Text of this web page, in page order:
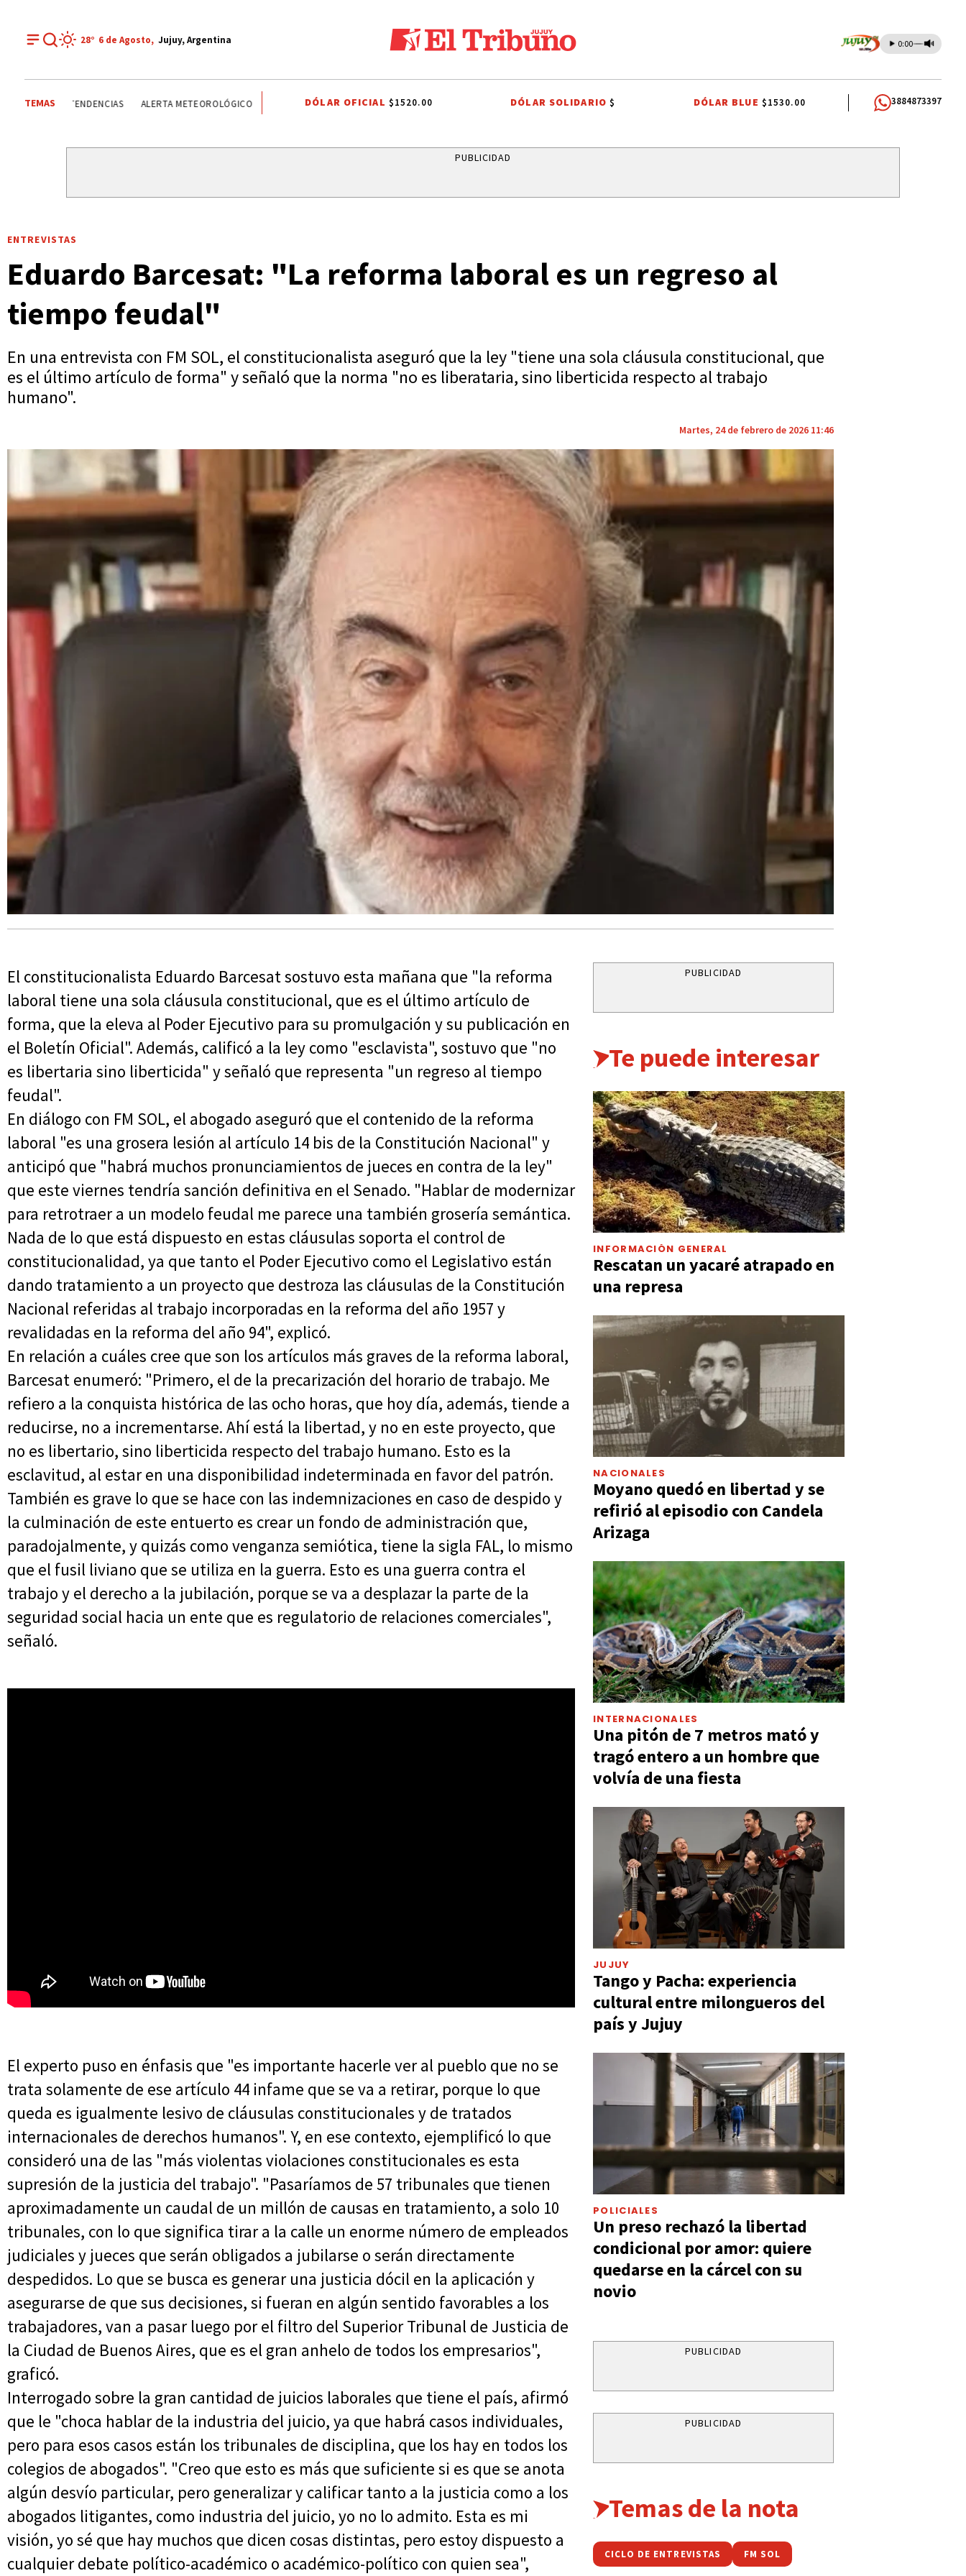
28° 6 de Agosto, Jujuy, Argentina 0:00
TEMASTENDENCIAS ALERTA METEOROLÓGICO JAPÓN RIVER PLATE AGUA POTABLE AGUA POTABLE SANTISIMO SALVADOR CARLOS SADIR ALTO COMEDERO PREMIOS SAN SALVADOR
DÓLAR OFICIAL $1520.00 DÓLAR SOLIDARIO$ DÓLAR BLUE $1530.00 3884873397
PUBLICIDAD
ENTREVISTAS
Eduardo Barcesat: "La reforma laboral es un regreso al
tiempo feudal"
En una entrevista con FM SOL, el constitucionalista aseguró que la ley "tiene una sola cláusula constitucional, que
es el último artículo de forma" y señaló que la norma "no es liberataria, sino liberticida respecto al trabajo
humano".
Martes, 24 de febrero de 2026 11:46
El constitucionalista Eduardo Barcesat sostuvo esta mañana que "la reforma
laboral tiene una sola cláusula constitucional, que es el último artículo de
forma, que la eleva al Poder Ejecutivo para su promulgación y su publicación en
el Boletín Oficial". Además, calificó a la ley como "esclavista", sostuvo que "no
es libertaria sino liberticida" y señaló que representa "un regreso al tiempo
feudal".
En diálogo con FM SOL, el abogado aseguró que el contenido de la reforma
laboral "es una grosera lesión al artículo 14 bis de la Constitución Nacional" y
anticipó que "habrá muchos pronunciamientos de jueces en contra de la ley"
que este viernes tendría sanción definitiva en el Senado. "Hablar de modernizar
para retrotraer a un modelo feudal me parece una también grosería semántica.
Nada de lo que está dispuesto en estas cláusulas soporta el control de
constitucionalidad, ya que tanto el Poder Ejecutivo como el Legislativo están
dando tratamiento a un proyecto que destroza las cláusulas de la Constitución
Nacional referidas al trabajo incorporadas en la reforma del año 1957 y
revalidadas en la reforma del año 94", explicó.
En relación a cuáles cree que son los artículos más graves de la reforma laboral,
Barcesat enumeró: "Primero, el de la precarización del horario de trabajo. Me
refiero a la conquista histórica de las ocho horas, que hoy día, además, tiende a
reducirse, no a incrementarse. Ahí está la libertad, y no en este proyecto, que
no es libertario, sino liberticida respecto del trabajo humano. Esto es la
esclavitud, al estar en una disponibilidad indeterminada en favor del patrón.
También es grave lo que se hace con las indemnizaciones en caso de despido y
la culminación de este entuerto es crear un fondo de administración que,
paradojalmente, y quizás como venganza semiótica, tiene la sigla FAL, lo mismo
que el fusil liviano que se utiliza en la guerra. Esto es una guerra contra el
trabajo y el derecho a la jubilación, porque se va a desplazar la parte de la
seguridad social hacia un ente que es regulatorio de relaciones comerciales",
señaló.
El experto puso en énfasis que "es importante hacerle ver al pueblo que no se
trata solamente de ese artículo 44 infame que se va a retirar, porque lo que
queda es igualmente lesivo de cláusulas constitucionales y de tratados
internacionales de derechos humanos". Y, en ese contexto, ejemplificó lo que
consideró una de las "más violentas violaciones constitucionales es esta
supresión de la justicia del trabajo". "Pasaríamos de 57 tribunales que tienen
aproximadamente un caudal de un millón de causas en tratamiento, a solo 10
tribunales, con lo que significa tirar a la calle un enorme número de empleados
judiciales y jueces que serán obligados a jubilarse o serán directamente
despedidos. Lo que se busca es generar una justicia dócil en la aplicación y
asegurarse de que sus decisiones, si fueran en algún sentido favorables a los
trabajadores, van a pasar luego por el filtro del Superior Tribunal de Justicia de
la Ciudad de Buenos Aires, que es el gran anhelo de todos los empresarios",
graficó.
Interrogado sobre la gran cantidad de juicios laborales que tiene el país, afirmó
que le "choca hablar de la industria del juicio, ya que habrá casos individuales,
pero para esos casos están los tribunales de disciplina, que los hay en todos los
colegios de abogados". "Creo que esto es más que suficiente si es que se anota
algún desvío particular, pero generalizar y calificar tanto a la justicia como a los
abogados litigantes, como industria del juicio, yo no lo admito. Esta es mi
visión, yo sé que hay muchos que dicen cosas distintas, pero estoy dispuesto a
cualquier debate político-académico o académico-político con quien sea",
PUBLICIDAD
Te puede interesar
INFORMACIÓN GENERAL
Rescatan un yacaré atrapado en
una represa
NACIONALES
Moyano quedó en libertad y se
refirió al episodio con Candela
Arizaga
INTERNACIONALES
Una pitón de 7 metros mató y
tragó entero a un hombre que
volvía de una fiesta
JUJUY
Tango y Pacha: experiencia
cultural entre milongueros del
país y Jujuy
POLICIALES
Un preso rechazó la libertad
condicional por amor: quiere
quedarse en la cárcel con su
novio
PUBLICIDAD
PUBLICIDAD
Temas de la nota
CICLO DE ENTREVISTAS FM SOL